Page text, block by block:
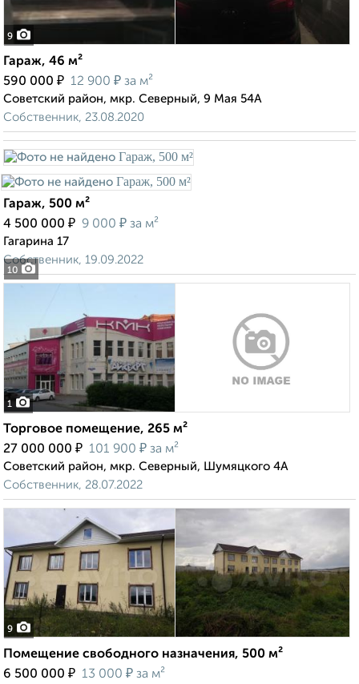
9
Гараж, 46 м²
590 000 ₽ 12 900 ₽ за м²
Советский район, мкр. Северный, 9 Мая 54А
Собственник, 23.08.2020
10
Гараж, 500 м²
4 500 000 ₽ 9 000 ₽ за м²
Гагарина 17
Собственник, 19.09.2022
1
Торговое помещение, 265 м²
27 000 000 ₽ 101 900 ₽ за м²
Советский район, мкр. Северный, Шумяцкого 4А
Собственник, 28.07.2022
9
Помещение свободного назначения, 500 м²
6 500 000 ₽ 13 000 ₽ за м²